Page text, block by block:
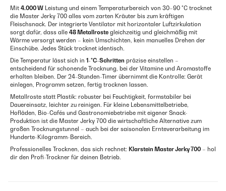
Mit 4.000 W Leistung und einem Temperaturbereich von 30–90 °C trocknet
die Master Jerky 700 alles vom zarten Kräuter bis zum kräftigen
Fleischsnack. Der integrierte Ventilator mit horizontaler Luftzirkulation
sorgt dafür, dass alle 48 Metallroste gleichzeitig und gleichmäßig mit
Wärme versorgt werden – kein Umschichten, kein manuelles Drehen der
Einschübe. Jedes Stück trocknet identisch.
Die Temperatur lässt sich in 1-°C-Schritten präzise einstellen –
entscheidend für schonende Trocknung, bei der Vitamine und Aromastoffe
erhalten bleiben. Der 24-Stunden-Timer übernimmt die Kontrolle: Gerät
einlegen, Programm setzen, fertig trocknen lassen.
Metallroste statt Plastik: robuster bei Feuchtigkeit, formstabiler bei
Dauereinsatz, leichter zu reinigen. Für kleine Lebensmittelbetriebe,
Hofläden, Bio-Cafés und Gastronomiebetriebe mit eigener Snack-
Produktion ist die Master Jerky 700 die wirtschaftliche Alternative zum
großen Trocknungstunnel – auch bei der saisonalen Ernteverarbeitung im
Hunderte-Kilogramm-Bereich.
Professionelles Trocknen, das sich rechnet: Klarstein Master Jerky 700 – hol
dir den Profi-Trockner für deinen Betrieb.